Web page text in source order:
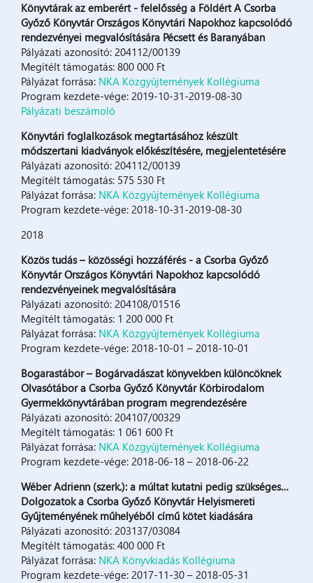
Könyvtárak az emberért - felelősség a Földért A Csorba
Győző Könyvtár Országos Könyvtári Napokhoz kapcsolódó
rendezvényei megvalósítására Pécsett és Baranyában
Pályázati azonosító: 204112/00139
Megítélt támogatás: 800 000 Ft
Pályázat forrása: NKA Közgyűjtemények Kollégiuma
Program kezdete-vége: 2019-10-31-2019-08-30
Pályázati beszámoló
Könyvtári foglalkozások megtartásához készült
módszertani kiadványok előkészítésére, megjelentetésére
Pályázati azonosító: 204112/00139
Megítélt támogatás: 575 530 Ft
Pályázat forrása: NKA Közgyűjtemények Kollégiuma
Program kezdete-vége: 2018-10-31-2019-08-30
2018
Közös tudás – közösségi hozzáférés - a Csorba Győző
Könyvtár Országos Könyvtári Napokhoz kapcsolódó
rendezvényeinek megvalósítására
Pályázati azonosító: 204108/01516
Megítélt támogatás: 1 200 000 Ft
Pályázat forrása: NKA Közgyűjtemények Kollégiuma
Program kezdete-vége: 2018-10-01 – 2018-10-01
Bogarastábor – Bogárvadászat könyvekben különcöknek
Olvasótábor a Csorba Győző Könyvtár Körbirodalom
Gyermekkönyvtárában program megrendezésére
Pályázati azonosító: 204107/00329
Megítélt támogatás: 1 061 600 Ft
Pályázat forrása: NKA Közgyűjtemények Kollégiuma
Program kezdete-vége: 2018-06-18 – 2018-06-22
Wéber Adrienn (szerk.): a múltat kutatni pedig szükséges…
Dolgozatok a Csorba Győző Könyvtár Helyismereti
Gyűjteményének műhelyéből című kötet kiadására
Pályázati azonosító: 203137/03084
Megítélt támogatás: 400 000 Ft
Pályázat forrása: NKA Könyvkiadás Kollégiuma
Program kezdete-vége: 2017-11-30 – 2018-05-31